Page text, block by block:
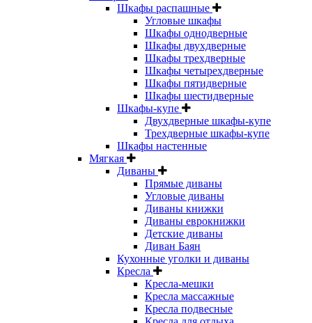
Шкафы распашные
Угловые шкафы
Шкафы однодверные
Шкафы двухдверные
Шкафы трехдверные
Шкафы четырехдверные
Шкафы пятидверные
Шкафы шестидверные
Шкафы-купе
Двухдверные шкафы-купе
Трехдверные шкафы-купе
Шкафы настенные
Мягкая
Диваны
Прямые диваны
Угловые диваны
Диваны книжки
Диваны еврокнижки
Детские диваны
Диван Баян
Кухонные уголки и диваны
Кресла
Кресла-мешки
Кресла массажные
Кресла подвесные